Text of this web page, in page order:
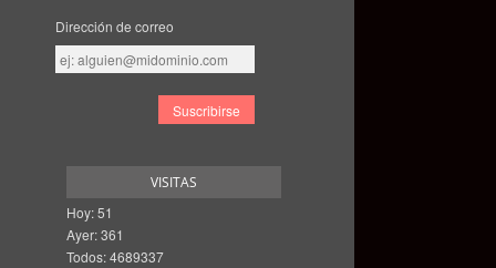
Dirección de correo
Dirección
de
VISITAS
Hoy: 51
Ayer: 361
Todos: 4689337